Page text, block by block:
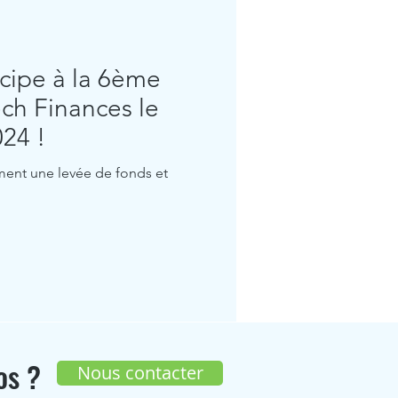
à la 6ème
Finances le
!
une levée de fonds et
? Nous contacter